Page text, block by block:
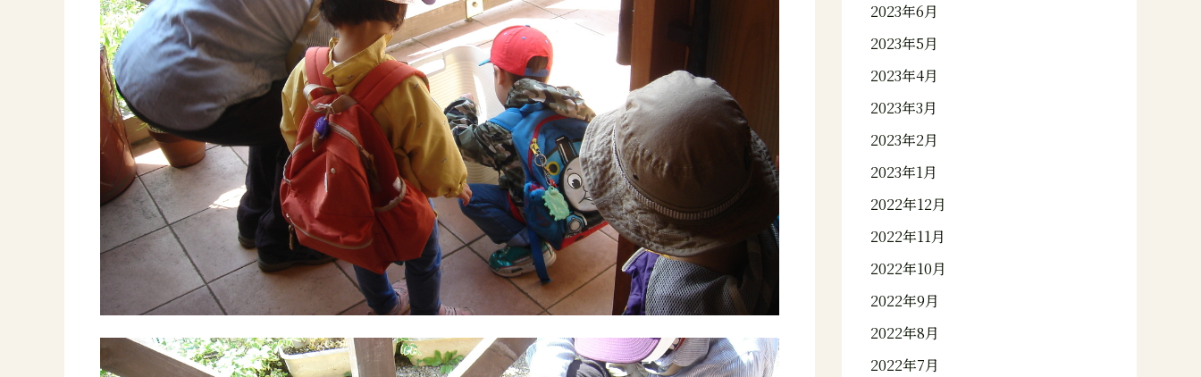
2023年6月
2023年5月
2023年4月
2023年3月
2023年2月
2023年1月
2022年12月
2022年11月
2022年10月
2022年9月
2022年8月
2022年7月